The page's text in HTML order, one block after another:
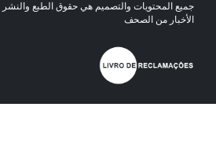
الأخبار من الصحف